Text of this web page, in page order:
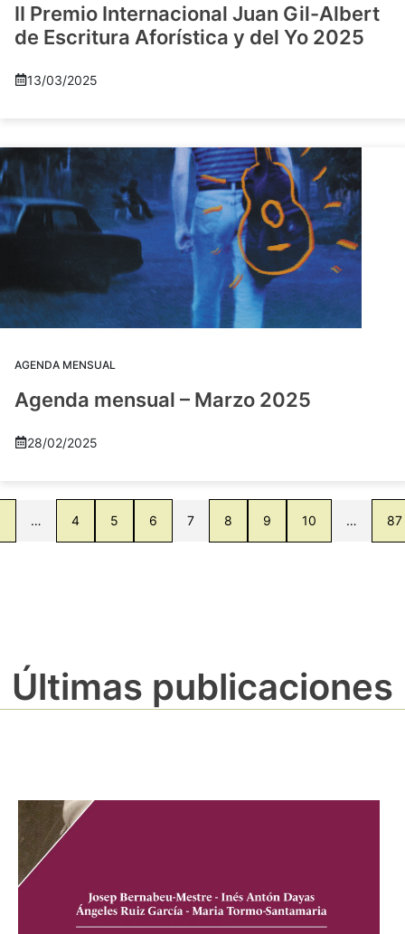
II Premio Internacional Juan Gil-Albert
de Escritura Aforística y del Yo 2025
13/03/2025
AGENDA MENSUAL
Agenda mensual – Marzo 2025
28/02/2025
… 4 5 6 7 8 9 10 … 87
Últimas publicaciones